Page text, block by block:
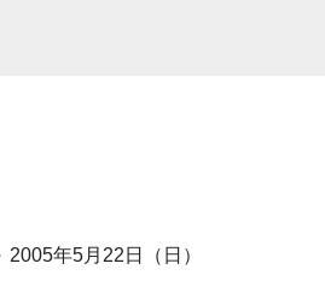
年5月22日（日）